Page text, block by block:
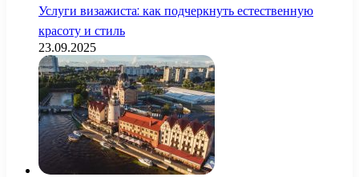
Услуги визажиста: как подчеркнуть естественную
красоту и стиль
23.09.2025